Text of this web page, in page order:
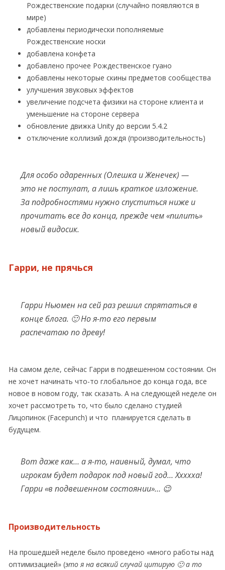
Рождественские подарки (случайно появляются в
мире)
добавлены периодически пополняемые
Рождественские носки
добавлена конфета
добавлено прочее Рождественское гуано
добавлены некоторые скины предметов сообщества
улучшения звуковых эффектов
увеличение подсчета физики на стороне клиента и
уменьшение на стороне сервера
обновление движка Unity до версии 5.4.2
отключение коллизий дождя (производительность)
Для особо одаренных (Олешка и Женечек) —
это не постулат, а лишь краткое изложение.
За подробностями нужно спуститься ниже и
прочитать все до конца, прежде чем «пилить»
новый видосик.
Гарри, не прячься
Гарри Ньюмен на сей раз решил спрятаться в
конце блога. 🙂 Но я-то его первым
распечатаю по древу!
На самом деле, сейчас Гарри в подвешенном состоянии. Он
не хочет начинать что-то глобальное до конца года, все
новое в новом году, так сказать. А на следующей неделе он
хочет рассмотреть то, что было сделано студией
Лицопинок (Facepunch) и что планируется сделать в
будущем.
Вот даже как… а я-то, наивный, думал, что
игрокам будет подарок под новый год… Ххххха!
Гарри «в подвешенном состоянии»… 😉
Производительность
На прошедшей неделе было проведено «много работы над
оптимизацией» (это я на всякий случай цитирую 🙂 а то